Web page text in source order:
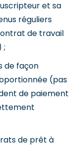
et sa
réguliers
de travail
;
de façon
(pas
de paiement
de prêt à